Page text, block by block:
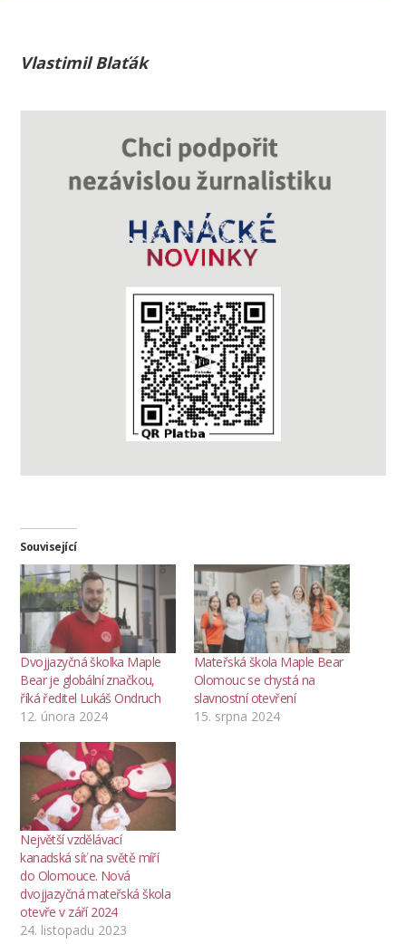
Vlastimil Blaťák
Související
Dvojjazyčná školka Maple
Bear je globální značkou,
říká ředitel Lukáš Ondruch
12. února 2024
Mateřská škola Maple Bear
Olomouc se chystá na
slavnostní otevření
15. srpna 2024
Největší vzdělávací
kanadská síť na světě míří
do Olomouce. Nová
dvojjazyčná mateřská škola
otevře v září 2024
24. listopadu 2023